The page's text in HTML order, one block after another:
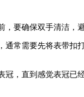
要确保双手清洁，
常需要先将表带扣
，直到感觉表冠已